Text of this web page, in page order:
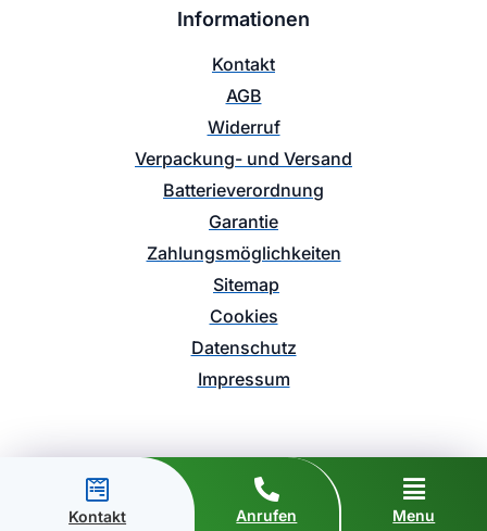
Informationen
Kontakt
AGB
Widerruf
Verpackung- und Versand
Batterieverordnung
Garantie
Zahlungsmöglichkeiten
Sitemap
Cookies
Datenschutz
Impressum
Kontakt Anrufen Menu